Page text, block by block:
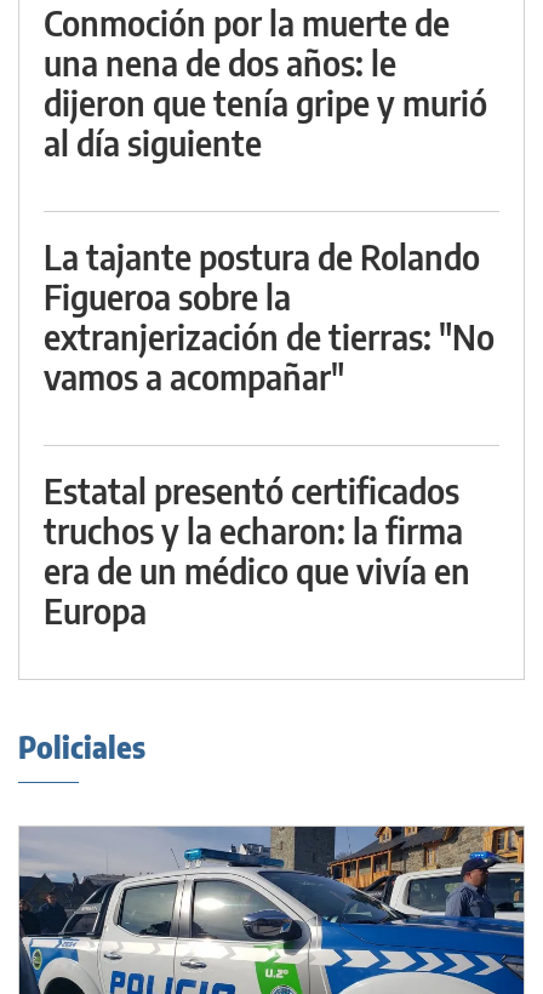
Conmoción por la muerte de
una nena de dos años: le
dijeron que tenía gripe y murió
al día siguiente
La tajante postura de Rolando
Figueroa sobre la
extranjerización de tierras: "No
vamos a acompañar"
Estatal presentó certificados
truchos y la echaron: la firma
era de un médico que vivía en
Europa
Policiales